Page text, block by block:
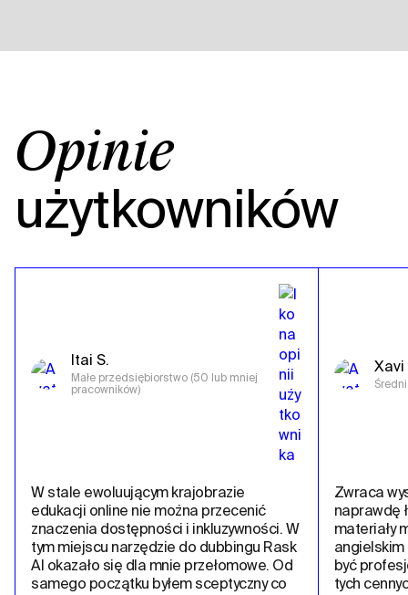
Opinie
użytkowników
Itai S.
Małe przedsiębiorstwo (50 lub mniej
pracowników)
W stale ewoluującym krajobrazie
edukacji online nie można przecenić
znaczenia dostępności i inkluzywności. W
tym miejscu narzędzie do dubbingu Rask
AI okazało się dla mnie przełomowe. Od
samego początku byłem sceptyczny co
Xavi
Zwraca
naprawdę
materiały
być
tych